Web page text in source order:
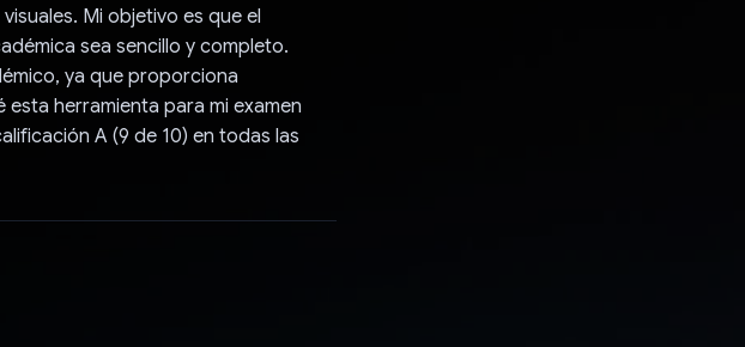
Mi objetivo es que el
sea sencillo y completo.
ya que proporciona
herramienta para mi examen
A (9 de 10) en todas las